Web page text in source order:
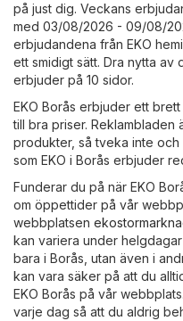
på just dig. Veckans
med 03/08/2026 - 09/08/
erbjudandena från EKO
ett smidigt sätt. Dra nytta av
erbjuder på 10 sidor.
EKO Borås erbjuder ett
till bra priser.
produkter, så tveka inte
som EKO i Borås erbjuder
Funderar du på när EKO
om öppettider på vår
webbplatsen
kan variera under
bara i Borås, utan även i
kan vara säker på att du
EKO Borås på vår
varje dag så att du aldrig